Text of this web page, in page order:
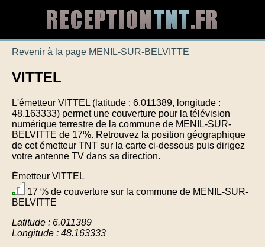
Revenir à la page MENIL-SUR-BELVITTE
VITTEL
L'émetteur VITTEL (latitude : 6.011389, longitude :
48.163333) permet une couverture pour la télévision
numérique terrestre de la commune de MENIL-SUR-
BELVITTE de 17%. Retrouvez la position géographique
de cet émetteur TNT sur la carte ci-dessous puis dirigez
votre antenne TV dans sa direction.
Émetteur VITTEL
17 % de couverture sur la commune de MENIL-SUR-
BELVITTE
Latitude : 6.011389
Longitude : 48.163333